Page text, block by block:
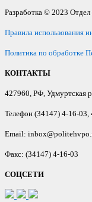
Разработка © 2023
Правила использования
Политика по обработке
КОНТАКТЫ
427960, РФ, Удмуртская
Телефон (34147) 4-16-03,
Email:
Факс: (34147) 4-16-03
СОЦСЕТИ